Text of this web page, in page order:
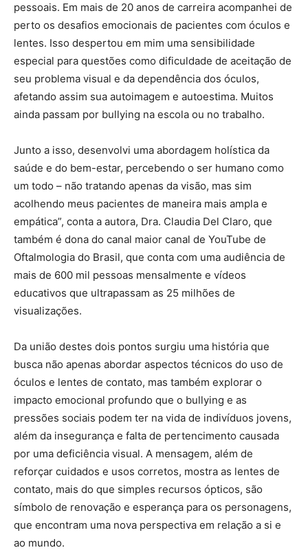
pessoais. Em mais de 20 anos de carreira acompanhei de
perto os desafios emocionais de pacientes com óculos e
lentes. Isso despertou em mim uma sensibilidade
especial para questões como dificuldade de aceitação de
seu problema visual e da dependência dos óculos,
afetando assim sua autoimagem e autoestima. Muitos
ainda passam por bullying na escola ou no trabalho.
Junto a isso, desenvolvi uma abordagem holística da
saúde e do bem-estar, percebendo o ser humano como
um todo – não tratando apenas da visão, mas sim
acolhendo meus pacientes de maneira mais ampla e
empática”, conta a autora, Dra. Claudia Del Claro, que
também é dona do canal maior canal de YouTube de
Oftalmologia do Brasil, que conta com uma audiência de
mais de 600 mil pessoas mensalmente e vídeos
educativos que ultrapassam as 25 milhões de
visualizações.
Da união destes dois pontos surgiu uma história que
busca não apenas abordar aspectos técnicos do uso de
óculos e lentes de contato, mas também explorar o
impacto emocional profundo que o bullying e as
pressões sociais podem ter na vida de indivíduos jovens,
além da insegurança e falta de pertencimento causada
por uma deficiência visual. A mensagem, além de
reforçar cuidados e usos corretos, mostra as lentes de
contato, mais do que simples recursos ópticos, são
símbolo de renovação e esperança para os personagens,
que encontram uma nova perspectiva em relação a si e
ao mundo.